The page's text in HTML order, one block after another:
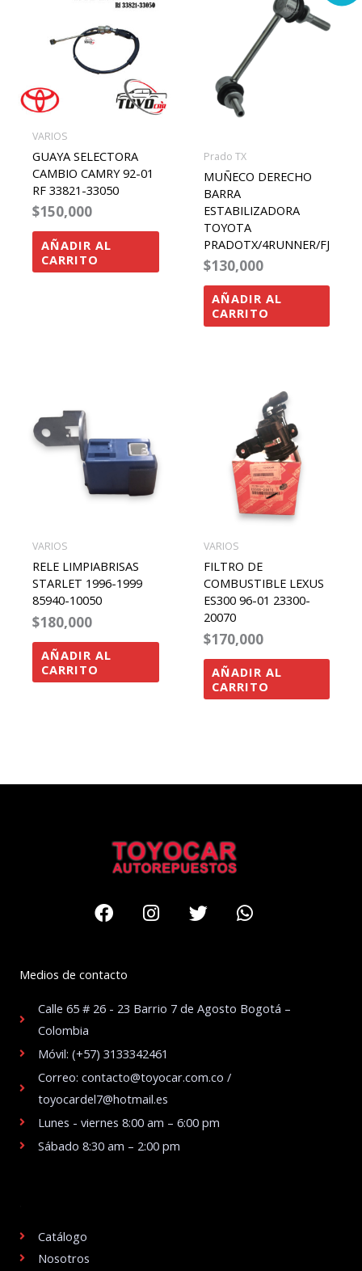
VARIOS
GUAYA SELECTORA
CAMBIO CAMRY 92-01
RF 33821-33050
$150,000
AÑADIR AL
CARRITO
Prado TX
MUÑECO DERECHO
BARRA
ESTABILIZADORA
TOYOTA
PRADOTX/4RUNNER/FJ
$130,000
AÑADIR AL
CARRITO
VARIOS
RELE LIMPIABRISAS
STARLET 1996-1999
85940-10050
$180,000
AÑADIR AL
CARRITO
VARIOS
FILTRO DE
COMBUSTIBLE LEXUS
ES300 96-01 23300-
20070
$170,000
AÑADIR AL
CARRITO
FacebookInstagram
TwitterWhatsapp
Medios de contacto
Calle 65 # 26 - 23 Barrio 7 de Agosto Bogotá –
Colombia
Móvil: (+57) 3133342461
Correo: contacto@toyocar.com.co /
toyocardel7@hotmail.es
Lunes - viernes 8:00 am – 6:00 pm
Sábado 8:30 am – 2:00 pm
Catálogo
Nosotros